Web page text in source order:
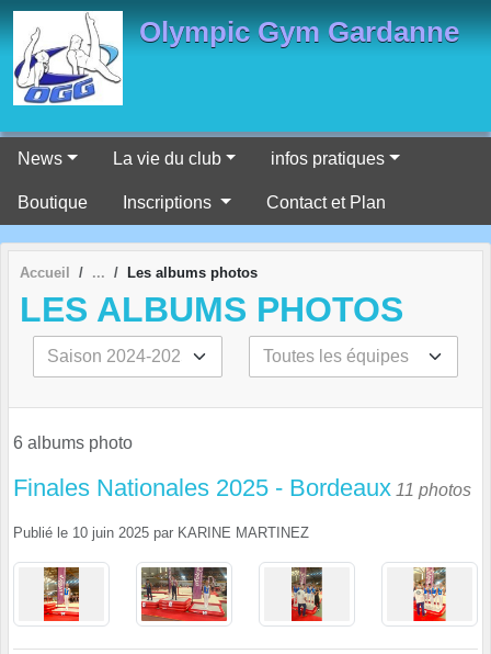
Olympic Gym Gardanne
News La vie du club infos pratiques
Boutique Inscriptions Contact et Plan
Accueil Les albums photos
LES ALBUMS PHOTOS
6 albums photo
Finales Nationales 2025 - Bordeaux 11 photos
Publié le 10 juin 2025 par KARINE MARTINEZ
Panneau de gestion des cookies